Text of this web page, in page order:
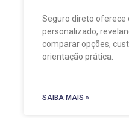
Seguro direto oferece
personalizado,
comparar opções,
orientação prática.
SAIBA MAIS »